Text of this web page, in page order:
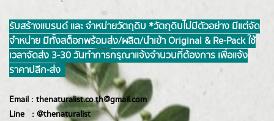
รับสร้างแบรนด์ และ จำหน่ายวัตถุดิบ *วัตถุดิบไม่มีตัวอย่าง มีแต่จัด
จำหน่าย มีทั้งสต็อกพร้อมส่ง/ผลิต/นำเข้า Original & Re-Pack ใช้
เวลาจัดส่ง 3-30 วันทำการ กรุณาแจ้งจำนวนที่ต้องการ เพื่อแจ้ง
ราคาปลีก-ส่ง
Email : thenaturalist.co.th@gmail.com
Line : @thenaturalist